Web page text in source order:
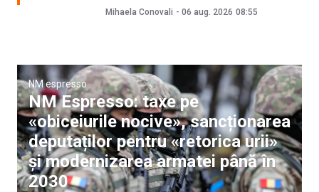
Mihaela Conovali - 06 aug. 2026 08:55
NM espresso
NM Espresso: taxe pe
«obiceiurile nocive», sancționarea
deputaților pentru «retorica urii»
și modernizarea armatei până în
2030